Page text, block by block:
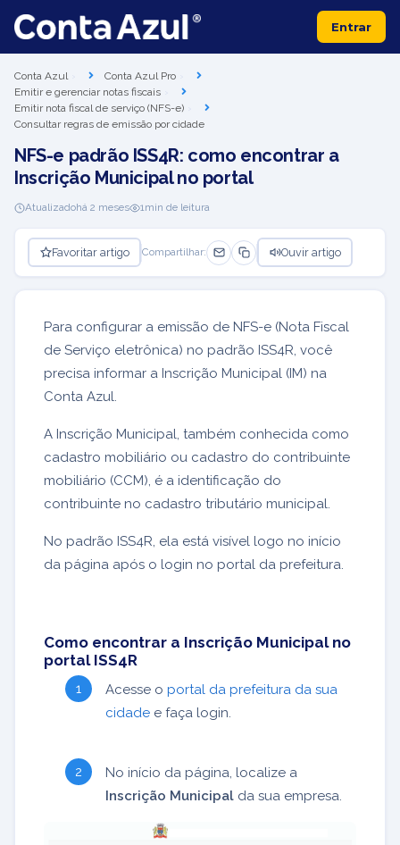
Entrar
Conta Azul
Conta Azul Pro
Emitir e gerenciar notas fiscais
Emitir nota fiscal de serviço (NFS-e)
Consultar regras de emissão por cidade
NFS-e padrão ISS4R: como encontrar a
Inscrição Municipal no portal
Atualizadohá 2 meses 1min de leitura
Favoritar artigo Compartilhar: Ouvir artigo
Para configurar a emissão de NFS-e (Nota Fiscal
de Serviço eletrônica) no padrão ISS4R, você
precisa informar a Inscrição Municipal (IM) na
Conta Azul.
A Inscrição Municipal, também conhecida como
cadastro mobiliário ou cadastro do contribuinte
mobiliário (CCM), é a identificação do
contribuinte no cadastro tributário municipal.
No padrão ISS4R, ela está visível logo no início
da página após o login no portal da prefeitura.
Como encontrar a Inscrição Municipal no
portal ISS4R
Acesse o portal da prefeitura da sua
cidade e faça login.
No início da página, localize a
Inscrição Municipal da sua empresa.